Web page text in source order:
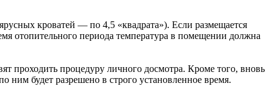
кроватей — по 4,5 «квадрата»). Если размещается
отопительного периода температура в помещении должна
проходить процедуру личного досмотра. Кроме того, вновь
будет разрешено в строго установленное время.